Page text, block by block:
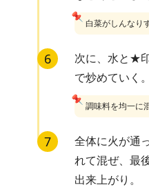
白菜がしんなり
📌
6
次に、水と★
で炒めていく。
調味料を均一に
📌
7
全体に火が通
れて混ぜ、最
出来上がり。